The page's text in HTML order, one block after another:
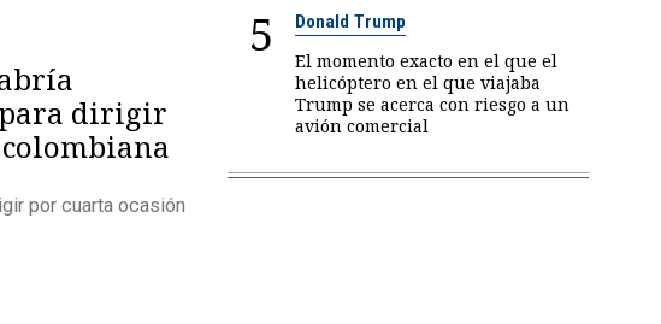
para dirigir
por cuarta ocasión
5 Donald Trump
El momento exacto en el que el
helicóptero en el que viajaba
Trump se acerca con riesgo a un
avión comercial